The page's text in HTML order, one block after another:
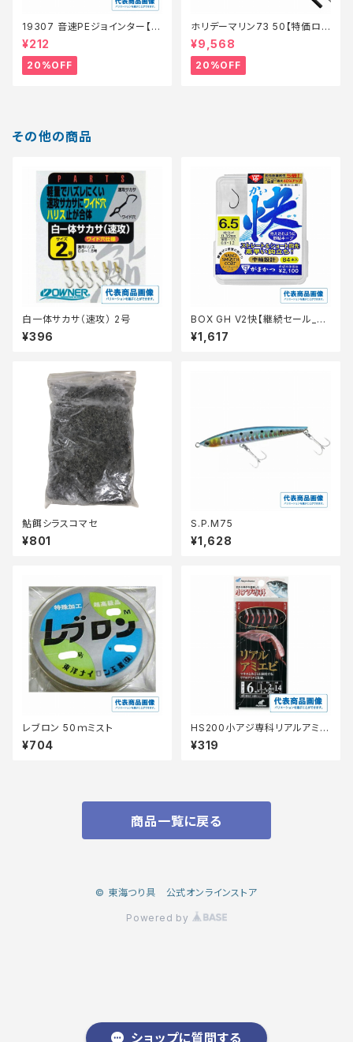
ショップに質問する
19307 音速PEジョインター【特
価仕掛】【20】
¥212
20%OFF
ホリデーマリン73 50【特価ロッ
ド】【20】
¥9,568
20%OFF
その他の商品
白一体サカサ（速攻） 2号
¥396
BOX GH V2快【継続セール_仕
掛】
¥1,617
鮎餌シラスコマセ
¥801
S.P.M75
¥1,628
レブロン 50ｍミスト
¥704
HS200小アジ専科リアルアミエ
ビ3号 【継続セール_仕掛】
¥319
商品一覧に戻る
© 東海つり具 公式オンラインストア
Powered by